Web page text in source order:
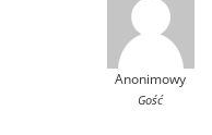
Anonimowy
Gość